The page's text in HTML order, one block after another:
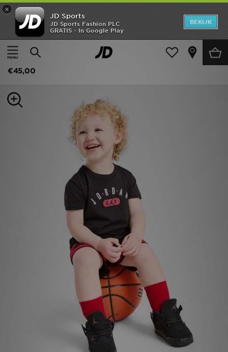
×
JD Sports
JD Sports Fashion PLC
GRATIS - In Google Play
BEKIJK
Thuis
Kids Babykleding (0-3 jaar)
Jordan Diamond T-Shirt/Shorts Set Infant
€45,00
New In
Heren
Collecties
Download de app